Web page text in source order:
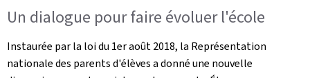
Un dialogue pour faire évoluer l'école
Instaurée par la loi du 1er août 2018, la Représentation
nationale des parents d'élèves a donné une nouvelle